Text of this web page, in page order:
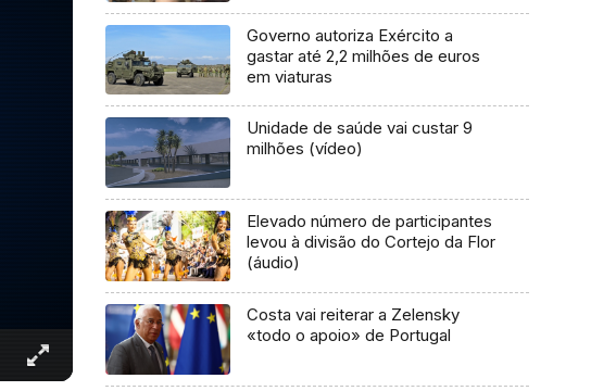
Governo autoriza Exército a
gastar até 2,2 milhões de euros
em viaturas
Unidade de saúde vai custar 9
milhões (vídeo)
Elevado número de participantes
levou à divisão do Cortejo da Flor
(áudio)
Costa vai reiterar a Zelensky
«todo o apoio» de Portugal